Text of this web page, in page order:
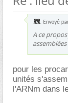
Envoyé
A ce
pour les
unités
l'ARNm dans